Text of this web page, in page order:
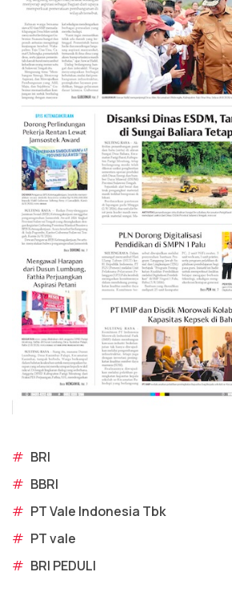
# BRI
# BBRI
# PT Vale Indonesia Tbk
# PT vale
# BRI PEDULI